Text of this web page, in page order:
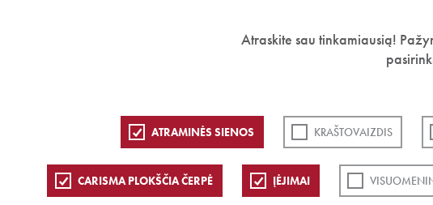
Atraskite sau tinkamiausią!
ATRAMINĖS SIENOS KRAŠTOVAIZDIS
CARISMA PLOKŠČIA ČERPĖ ĮĖJIMAI